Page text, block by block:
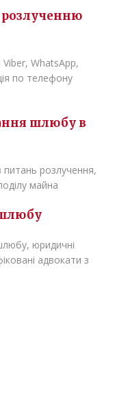
WhatsApp,
по телефону
шлюбу в
розлучення,
майна
шлюбу
юридичні
адвокати з